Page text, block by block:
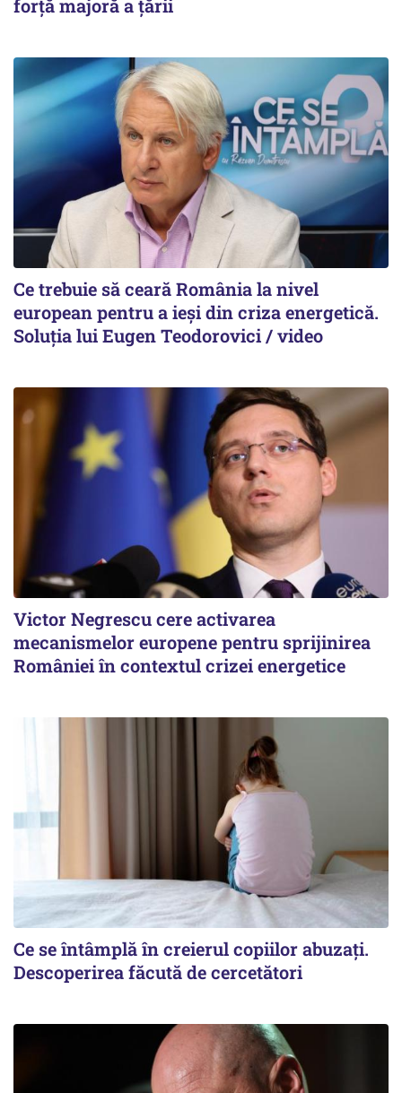
forță majoră a țării
Ce trebuie să ceară România la nivel
european pentru a ieși din criza energetică.
Soluția lui Eugen Teodorovici / video
Victor Negrescu cere activarea
mecanismelor europene pentru sprijinirea
României în contextul crizei energetice
Ce se întâmplă în creierul copiilor abuzați.
Descoperirea făcută de cercetători